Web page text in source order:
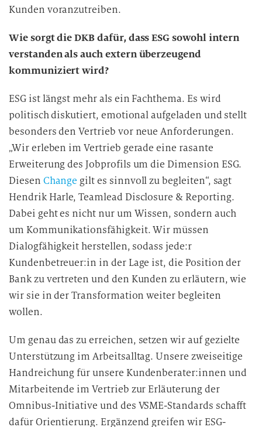
u
Kunden voranzutreiben.
Wie sorgt die DKB dafür, dass ESG sowohl intern
verstanden als auch extern überzeugend
kommuniziert wird?
ESG ist längst mehr als ein Fachthema. Es wird
politisch diskutiert, emotional aufgeladen und stellt
besonders den Vertrieb vor neue Anforderungen.
„Wir erleben im Vertrieb gerade eine rasante
Erweiterung des Jobprofils um die Dimension ESG.
Diesen Change gilt es sinnvoll zu begleiten“, sagt
Hendrik Harle, Teamlead Disclosure & Reporting.
Dabei geht es nicht nur um Wissen, sondern auch
um Kommunikationsfähigkeit. Wir müssen
Dialogfähigkeit herstellen, sodass jede:r
Kundenbetreuer:in in der Lage ist, die Position der
Bank zu vertreten und den Kunden zu erläutern, wie
wir sie in der Transformation weiter begleiten
wollen.
Um genau das zu erreichen, setzen wir auf gezielte
Unterstützung im Arbeitsalltag. Unsere zweiseitige
Handreichung für unsere Kundenberater:innen und
Mitarbeitende im Vertrieb zur Erläuterung der
Omnibus-Initiative und des VSME-Standards schafft
dafür Orientierung. Ergänzend greifen wir ESG-